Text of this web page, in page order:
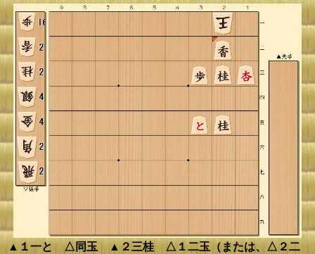
▲１一と △同玉 ▲２三桂 △１二玉（または、△２二